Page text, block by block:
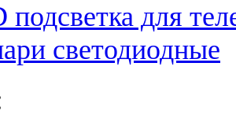
подсветка для
светодиодные